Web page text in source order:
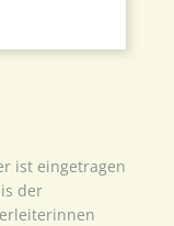
ist eingetragen
der